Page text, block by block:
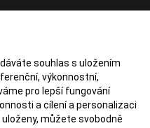
souhlas s uložením
výkonnostní,
pro lepší fungování
a cílení a personalizaci
můžete svobodně